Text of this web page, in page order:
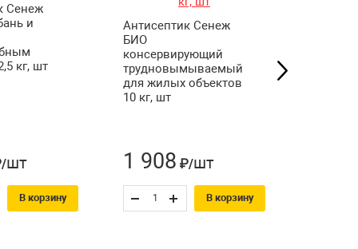
Сенеж
и
кг, шт
шт
В корзину
Антисептик Сенеж
БИО
консервирующий
трудновымываемый
для жилых объектов
10 кг, шт
1 908 ₽/шт
В корзину